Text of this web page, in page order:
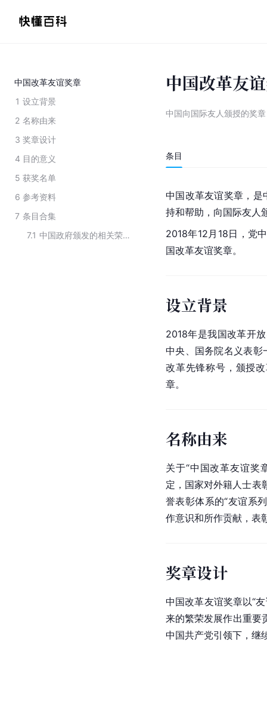
中国改革友谊奖章
1 设立背景
2 名称由来
3 奖章设计
4 目的意义
5 获奖名单
6 参考资料
7 条目合集
7.1
中国政府颁发的相关荣誉奖章类别
中国改革友
中国向国际友人颁授的奖章
条目
中国改革友谊奖章，
持和帮助，向国际友人
2018年12月18日，党
国改革友谊奖章。
设立背景
2018年是我国改革开
中央、国务院名义表彰
改革先锋称号，颁授
章。
名称由来
关于“中国改革友谊奖
定，国家对外籍人士表
誉表彰体系的“友谊系
作意识和所作贡献，表
奖章设计
中国改革友谊奖章以“
来的繁荣发展作出重要
中国共产党引领下，继